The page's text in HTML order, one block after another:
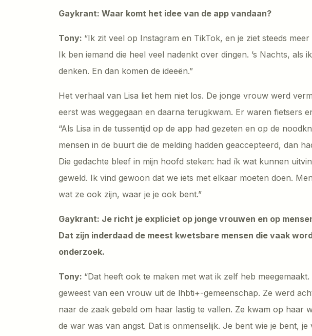
Gaykrant: Waar komt het idee van de app vandaan?
Tony: “Ik zit veel op Instagram en TikTok, en je ziet steeds
Ik ben iemand die heel veel nadenkt over dingen. ’s Nachts, als
denken. En dan komen de ideeën.”
Het verhaal van Lisa liet hem niet los. De jonge vrouw werd
eerst was weggegaan en daarna terugkwam. Er waren fietsers
“Als Lisa in de tussentijd op de app had gezeten en op de
mensen in de buurt die de melding hadden geaccepteerd, dan
Die gedachte bleef in mijn hoofd steken: had ík wat kunnen
geweld. Ik vind gewoon dat we iets met elkaar moeten doen.
wat ze ook zijn, waar je je ook bent.”
Gaykrant: Je richt je expliciet op jonge vrouwen en op
Dat zijn inderdaad de meest kwetsbare mensen die vaak
onderzoek.
Tony: “Dat heeft ook te maken met wat ik zelf heb
geweest van een vrouw uit de lhbti+-gemeenschap. Ze werd
naar de zaak gebeld om haar lastig te vallen. Ze kwam op haar
de war was van angst. Dat is onmenselijk. Je bent wie je bent,